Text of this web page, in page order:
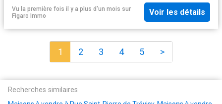
Vu la première fois il y a plus d'un mois sur
Figaro Immo
Voir les détails
1 2 3 4 5 >
Recherches similaires